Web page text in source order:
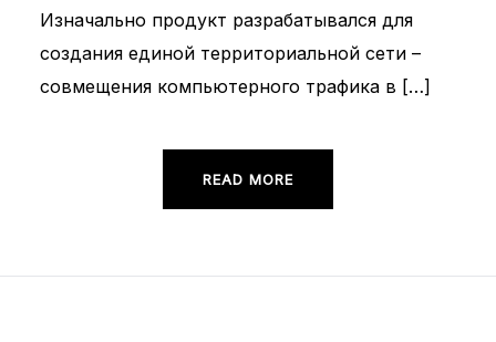
Изначально продукт разрабатывался для
создания единой территориальной сети –
совмещения компьютерного трафика в […]
READ MORE